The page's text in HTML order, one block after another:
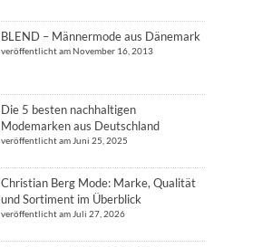
BLEND – Männermode aus Dänemark
veröffentlicht am November 16, 2013
Die 5 besten nachhaltigen
Modemarken aus Deutschland
veröffentlicht am Juni 25, 2025
Christian Berg Mode: Marke, Qualität
und Sortiment im Überblick
veröffentlicht am Juli 27, 2026